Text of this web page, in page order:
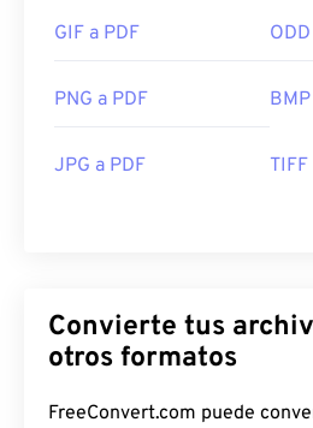
GIF a PDF
PNG a PDF
JPG a PDF TIFF
Convierte tus archivos
otros formatos
FreeConvert.com puede